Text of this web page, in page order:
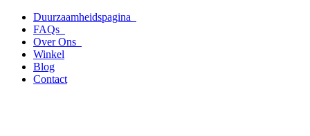
naar
inhoud
Duurzaamheidspagina
FAQs
Over Ons
Winkel
Blog
Contact